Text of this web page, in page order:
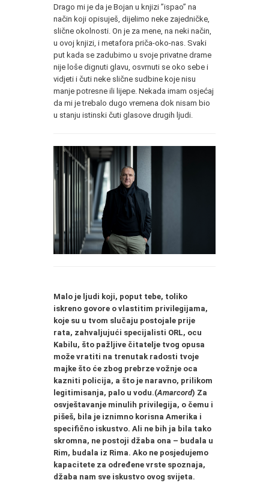
Drago mi je da je Bojan u knjizi ”ispao” na
način koji opisuješ, dijelimo neke zajedničke,
slične okolnosti. On je za mene, na neki način,
u ovoj knjizi, i metafora priča-oko-nas. Svaki
put kada se zadubimo u svoje privatne drame
nije loše dignuti glavu, osvrnuti se oko sebe i
vidjeti i čuti neke slične sudbine koje nisu
manje potresne ili lijepe. Nekada imam osjećaj
da mi je trebalo dugo vremena dok nisam bio
u stanju istinski čuti glasove drugih ljudi.
Malo je ljudi koji, poput tebe, toliko
iskreno govore o vlastitim privilegijama,
koje su u tvom slučaju postojale prije
rata, zahvaljujući specijalisti ORL, ocu
Kabilu, što pažljive čitatelje tvog opusa
može vratiti na trenutak radosti tvoje
majke što će zbog prebrze vožnje oca
kazniti policija, a što je naravno, prilikom
legitimisanja, palo u vodu.(Amarcord) Za
osvještavanje minulih privilegija, o čemu i
pišeš, bila je iznimno korisna Amerika i
specifično iskustvo. Ali ne bih ja bila tako
skromna, ne postoji džaba ona – budala u
Rim, budala iz Rima. Ako ne posjedujemo
kapacitete za određene vrste spoznaja,
džaba nam sve iskustvo ovog svijeta.